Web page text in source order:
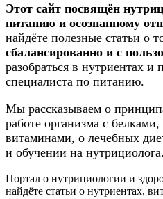
Этот сайт посвящён
питанию и осознанному
найдёте полезные статьи о
сбалансированно и с
разобраться в нутриентах и
специалиста по питанию.
Мы рассказываем о
работе организма с
витаминами, о лечебных
и обучении на нутрициолога.
Портал о нутрициологии и
найдёте статьи о нутриентах,